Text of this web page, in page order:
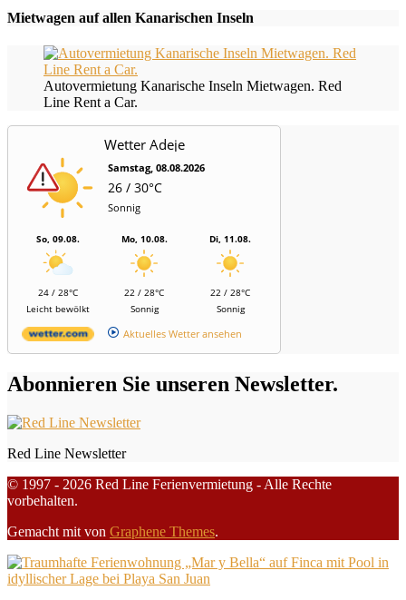
Mietwagen auf allen Kanarischen Inseln
Autovermietung Kanarische Inseln Mietwagen. Red
Line Rent a Car.
Wetter Adeje
Samstag, 08.08.2026
26 / 30°C
Sonnig
So, 09.08.
24 / 28°C
Leicht bewölkt
Mo, 10.08.
22 / 28°C
Sonnig
Di, 11.08.
22 / 28°C
Sonnig
Aktuelles Wetter ansehen
Abonnieren Sie unseren Newsletter.
Red Line Newsletter
© 1997 - 2026 Red Line Ferienvermietung - Alle Rechte
vorbehalten.
Gemacht mit von Graphene Themes.